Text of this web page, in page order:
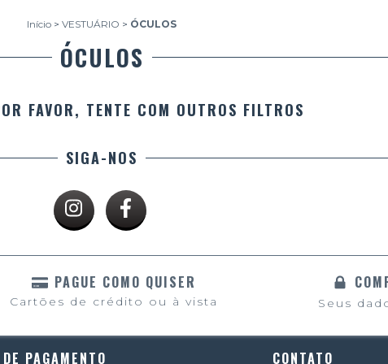
Início > VESTUÁRIO > ÓCULOS
ÓCULOS
FAVOR, TENTE COM OUTROS FILTROS
SIGA-NOS
PAGUE COMO QUISER
Cartões de crédito ou à vista Seus
PAGAMENTO CONTATO